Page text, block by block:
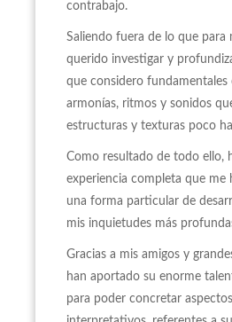
contrabajo.
Saliendo fuera de lo que para
querido investigar y
que considero fundamentales
armonías, ritmos y sonidos
estructuras y texturas poco
Como resultado de todo ello,
experiencia completa que me
una forma particular de
mis inquietudes más
Gracias a mis amigos y
han aportado su enorme
para poder concretar